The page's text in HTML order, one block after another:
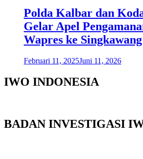
Polda Kalbar dan
Gelar Apel
Wapres ke Singkawang
Februari 11, 2025Juni 11, 2026
IWO INDONESIA
BADAN INVESTIGASI